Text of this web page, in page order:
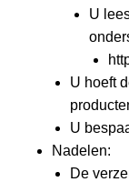
U
U hoeft
U
Nadelen:
De